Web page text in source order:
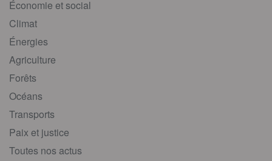
Économie et social
Climat
Énergies
Agriculture
Forêts
Océans
Transports
Paix et justice
Toutes nos actus